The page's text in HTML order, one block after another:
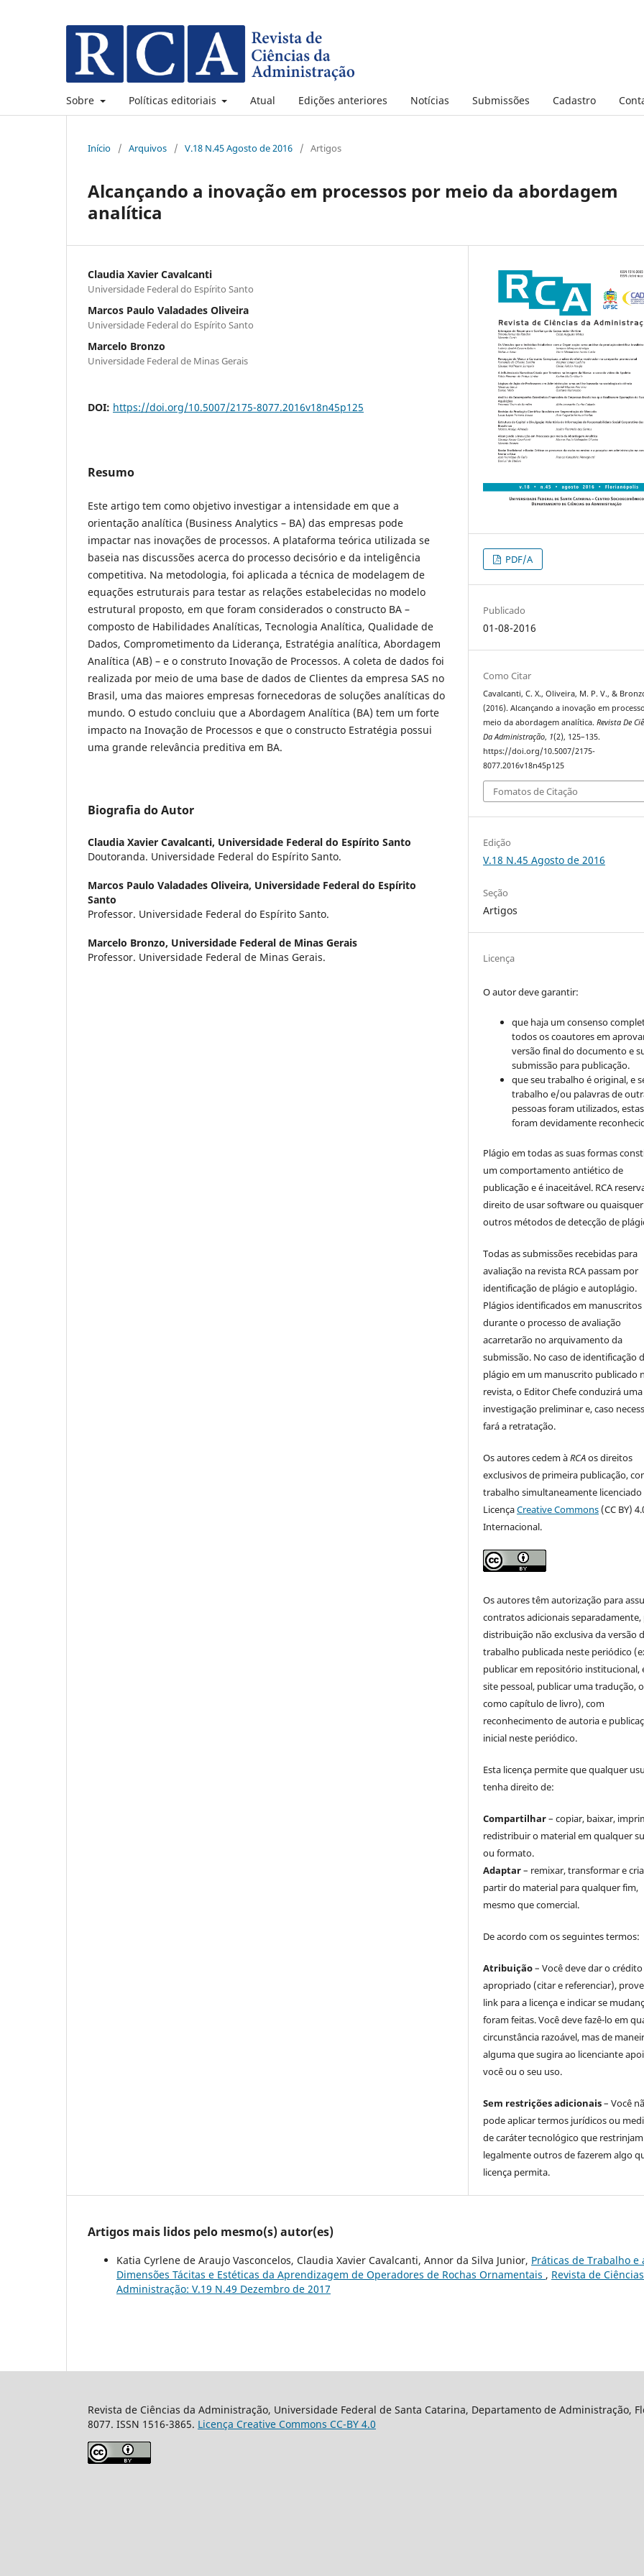
Sobre Políticas editoriais Atual Edições anteriores Notícias Submissões Cadastro
Início / Arquivos / V.18 N.45 Agosto de 2016 / Artigos
Alcançando a inovação em processos por meio da abordagem
analítica
Claudia Xavier Cavalcanti
Universidade Federal do Espírito Santo
Marcos Paulo Valadades Oliveira
Universidade Federal do Espírito Santo
Marcelo Bronzo
Universidade Federal de Minas Gerais
DOI: https://doi.org/10.5007/2175-8077.2016v18n45p125
Resumo
Este artigo tem como objetivo investigar a intensidade em que a
orientação analítica (Business Analytics – BA) das empresas pode
impactar nas inovações de processos. A plataforma teórica utilizada se
baseia nas discussões acerca do processo decisório e da inteligência
competitiva. Na metodologia, foi aplicada a técnica de modelagem de
equações estruturais para testar as relações estabelecidas no modelo
estrutural proposto, em que foram considerados o constructo BA –
composto de Habilidades Analíticas, Tecnologia Analítica, Qualidade de
Dados, Comprometimento da Liderança, Estratégia analítica, Abordagem
Analítica (AB) – e o construto Inovação de Processos. A coleta de dados foi
realizada por meio de uma base de dados de Clientes da empresa SAS no
Brasil, uma das maiores empresas fornecedoras de soluções analíticas do
mundo. O estudo concluiu que a Abordagem Analítica (BA) tem um forte
impacto na Inovação de Processos e que o constructo Estratégia possui
uma grande relevância preditiva em BA.
Biografia do Autor
Claudia Xavier Cavalcanti, Universidade Federal do Espírito Santo
Doutoranda. Universidade Federal do Espírito Santo.
Marcos Paulo Valadades Oliveira, Universidade Federal do Espírito
Santo
Professor. Universidade Federal do Espírito Santo.
Marcelo Bronzo, Universidade Federal de Minas Gerais
Professor. Universidade Federal de Minas Gerais.
PDF/A
Publicado
01-08-2016
Como Citar
Cavalcanti, C. X., Oliveira, M. P. V., &
(2016). Alcançando a inovação em
meio da abordagem analítica.Revista De
Da Administração, 1(2), 125–135.
https://doi.org/10.5007/2175-
8077.2016v18n45p125
Fomatos de Citação
Edição
V.18 N.45 Agosto de 2016
Seção
Artigos
Licença
O autor deve garantir:
que haja um consenso
todos os coautores em
versão final do documento e
submissão para publicação.
que seu trabalho é original, e
trabalho e/ou palavras de
pessoas foram utilizados, estas
foram devidamente
Plágio em todas as suas formas
um comportamento antiético de
publicação e é inaceitável. RCA
direito de usar software ou quaisquer
outros métodos de detecção de
Todas as submissões recebidas para
avaliação na revista RCA passam por
identificação de plágio e autoplágio.
Plágios identificados em manuscritos
durante o processo de avaliação
acarretarão no arquivamento da
submissão. No caso de identificação
plágio em um manuscrito publicado
revista, o Editor Chefe conduzirá uma
investigação preliminar e, caso
fará a retratação.
Os autores cedem àRCAos direitos
exclusivos de primeira publicação,
trabalho simultaneamente licenciado
LicençaCreative Commons (CC BY)
Internacional.
Os autores têm autorização para
contratos adicionais separadamente,
distribuição não exclusiva da versão
trabalho publicada neste periódico
publicar em repositório institucional,
site pessoal, publicar uma tradução,
como capítulo de livro), com
reconhecimento de autoria e
inicial neste periódico.
Esta licença permite que qualquer
tenha direito de:
Compartilhar– copiar, baixar,
redistribuir o material em qualquer
ou formato.
Adaptar– remixar, transformar e
partir do material para qualquer fim,
mesmo que comercial.
De acordo com os seguintes termos:
Atribuição– Você deve dar o crédito
apropriado (citar e referenciar),
link para a licença e indicar se
foram feitas. Você deve fazê-lo em
circunstância razoável, mas de
alguma que sugira ao licenciante
você ou o seu uso.
Sem restrições adicionais– Você
pode aplicar termos jurídicos ou
de caráter tecnológico que restrinjam
legalmente outros de fazerem algo
licença permita.
Artigos mais lidos pelo mesmo(s) autor(es)
Katia Cyrlene de Araujo Vasconcelos, Claudia Xavier Cavalcanti, Annor da Silva Junior, Práticas de Trabalho e
Dimensões Tácitas e Estéticas da Aprendizagem de Operadores de Rochas Ornamentais , Revista de
Administração: V.19 N.49 Dezembro de 2017
Revista de Ciências da Administração, Universidade Federal de Santa Catarina, Departamento de Administração,
8077. ISSN 1516-3865. Licença Creative Commons CC-BY 4.0